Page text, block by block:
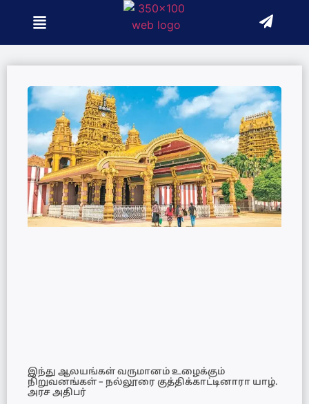
இந்து ஆலயங்கள் வருமானம் உழைக்கும்
நிறுவனங்கள் – நல்லூரை குத்திக்காட்டினாரா யாழ்.
அரச அதிபர்